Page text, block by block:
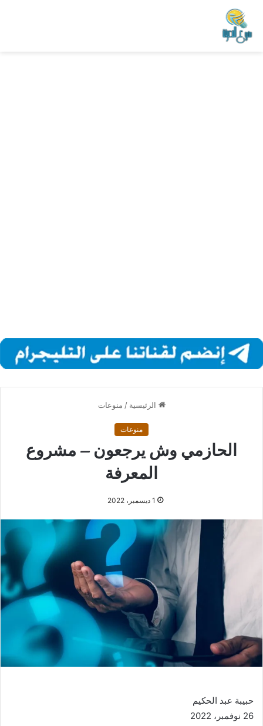
الرئيسية / منوعات
منوعات
الحازمي وش يرجعون – مشروع
المعرفة
1 ديسمبر، 2022
حبيبة عبد الحكيم
26 نوفمبر، 2022